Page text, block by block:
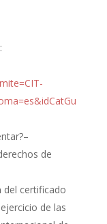
–
de
del certificado
de las